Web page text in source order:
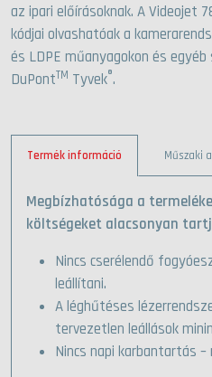
az ipari előírásoknak. A Videojet
kódjai olvashatóak a
és LDPE műanyagokon és
DuPontTM Tyvek®.
Termék információ Műszaki
Megbízhatósága a
költségeket alacsonyan
Nincs cserélendő
leállítani.
A léghűtéses
tervezetlen leállások
Nincs napi karbantartás